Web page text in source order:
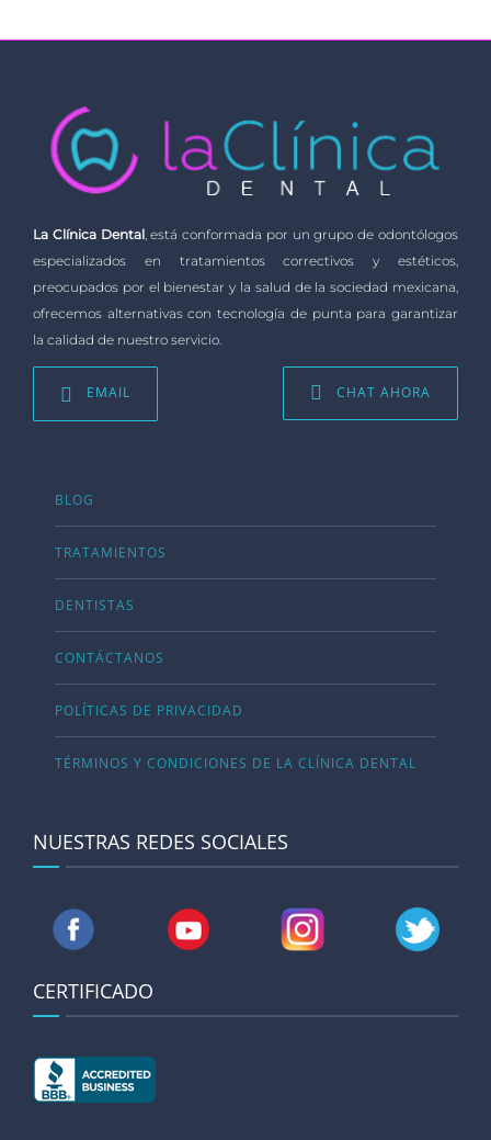
La Clínica Dental, está conformada por un grupo de odontólogos
especializados en tratamientos correctivos y estéticos,
preocupados por el bienestar y la salud de la sociedad mexicana,
ofrecemos alternativas con tecnología de punta para garantizar
la calidad de nuestro servicio.
EMAIL CHAT AHORA
BLOG
TRATAMIENTOS
DENTISTAS
CONTÁCTANOS
POLÍTICAS DE PRIVACIDAD
TÉRMINOS Y CONDICIONES DE LA CLÍNICA DENTAL
NUESTRAS REDES SOCIALES
CERTIFICADO